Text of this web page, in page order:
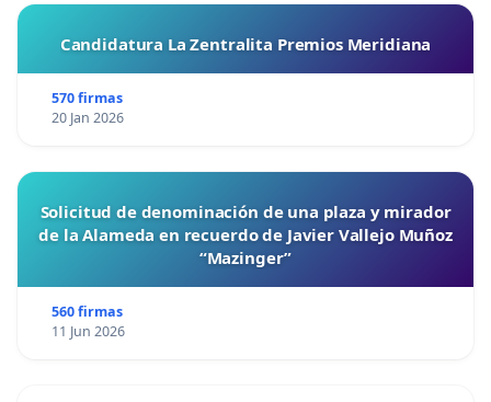
Candidatura La Zentralita Premios Meridiana
570 firmas
20 Jan 2026
Solicitud de denominación de una plaza y mirador
de la Alameda en recuerdo de Javier Vallejo Muñoz
“Mazinger”
560 firmas
11 Jun 2026